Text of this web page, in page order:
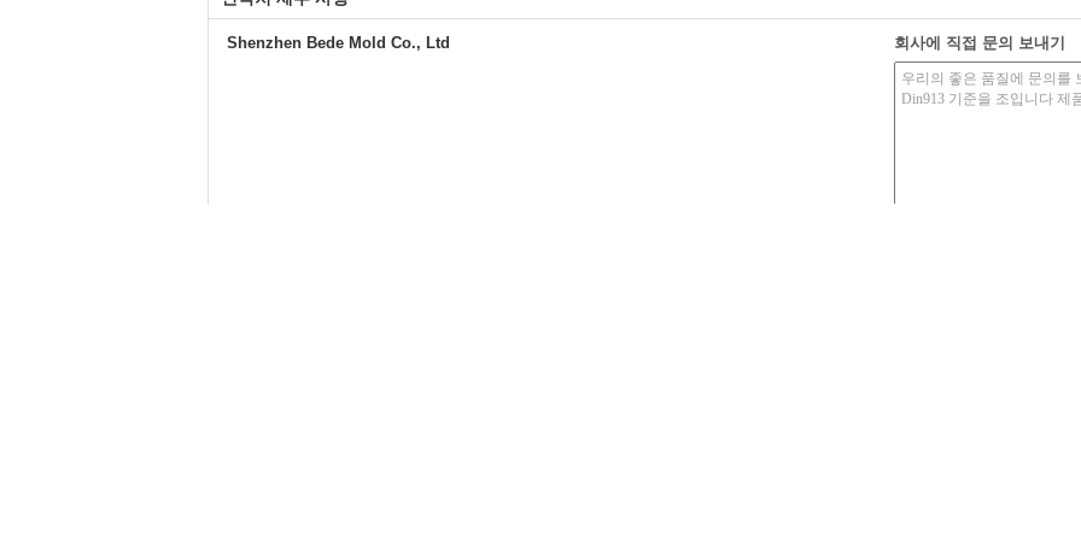
Shenzhen Bede Mold Co., Ltd 회사에 직접 문의 보내기